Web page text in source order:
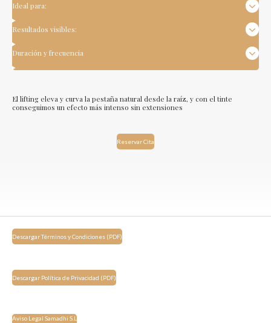
Ideal para:
Resultados visibles:
Duración y frecuencia
El lifting eleva y curva la pestaña natural desde la raíz, y con el tinte
conseguimos un efecto más intenso sin extensiones
Reservar Cita
Descargar Términos y Condiciones (PDF)
Descargar Política de Privacidad (PDF)
Aviso Legal Samadhi S.L